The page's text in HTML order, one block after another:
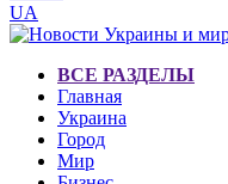
UA
ВСЕ РАЗДЕЛЫ
Главная
Украина
Город
Мир